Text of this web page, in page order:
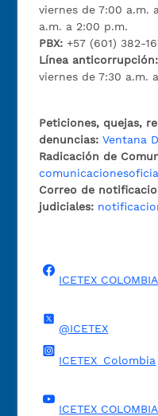
viernes de 7:00 a.m.
a.m. a 2:00 p.m.
PBX:+57 (601) 382-
Línea
viernes de 7:30 a.m.
Peticiones, quejas,
denuncias: Ventana
Radicación de
Correo de
judiciales:
ICETEX COLOMBIA
@ICETEX
ICETEX_Colombia
ICETEX COLOMBIA